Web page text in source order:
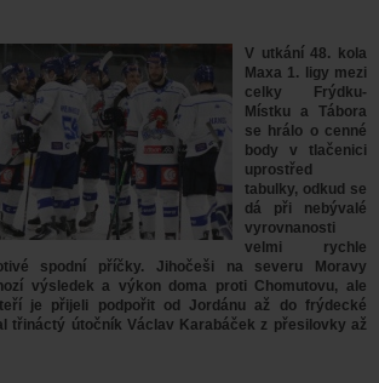
V utkání 48. kola
Maxa 1. ligy mezi
celky Frýdku-
Místku a Tábora
se hrálo o cenné
body v tlačenici
uprostřed
tabulky, odkud se
dá při nebývalé
vyrovnanosti
velmi rychle
spodní příčky. Jihočeši na severu Moravy
výsledek a výkon doma proti Chomutovu, ale
je přijeli podpořit od Jordánu až do frýdecké
třináctý útočník Václav Karabáček z přesilovky až